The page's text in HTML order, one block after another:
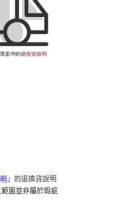
」的退換貨說明
圍並非屬於瑕疵